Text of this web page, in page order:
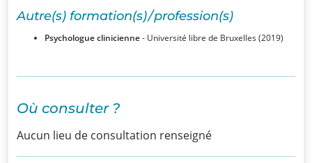
Comités
d’Ethique et de
Déontologique
Comité
Scientifique
Autre(s) formation(s) / profession(s)
Psychologue clinicienne- Université libre de Bruxelles (2019)
Où consulter ?
Aucun lieu de consultation renseigné